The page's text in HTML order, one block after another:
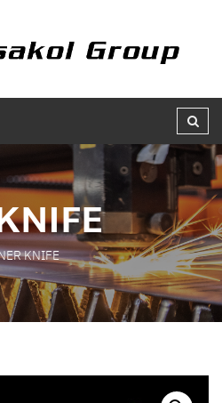
KNIFE